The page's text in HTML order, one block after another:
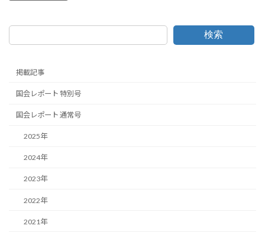
検索
掲載記事
国会レポート 特別号
国会レポート 通常号
2025年
2024年
2023年
2022年
2021年